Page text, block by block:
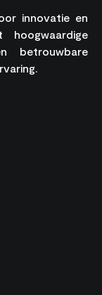
innovatie en
betrouwbare